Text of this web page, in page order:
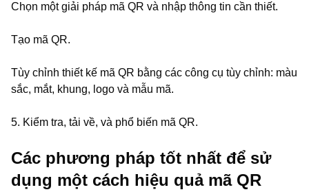
Chọn một giải pháp mã QR và nhập thông tin cần thiết.
Tạo mã QR.
Tùy chỉnh thiết kế mã QR bằng các công cụ tùy chỉnh: màu
sắc, mắt, khung, logo và mẫu mã.
5. Kiểm tra, tải về, và phổ biến mã QR.
Các phương pháp tốt nhất để sử
dụng một cách hiệu quả mã QR